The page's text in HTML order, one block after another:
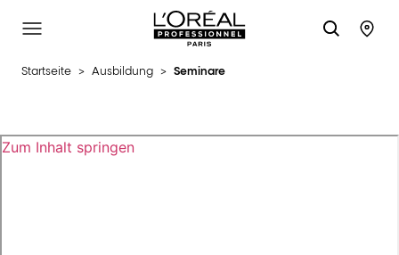
L'Oréal Professionnel Paris
Site Menu
Startseite > Ausbildung > Seminare